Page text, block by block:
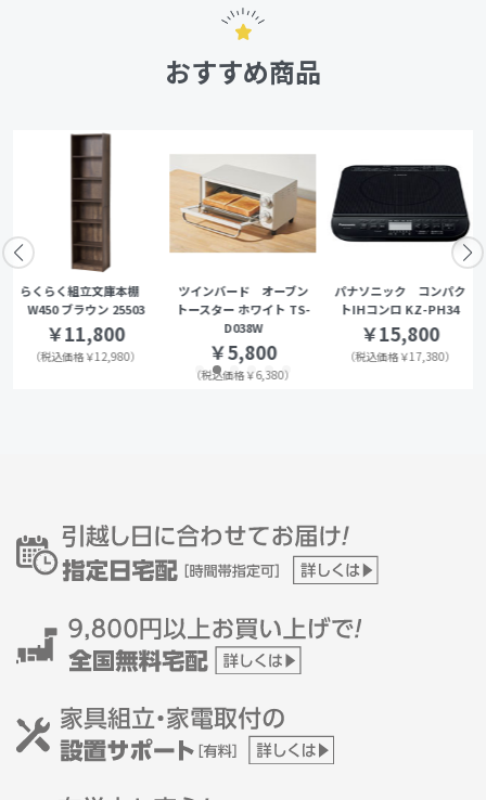
おすすめ商品
らくらく組立文庫本棚
W450 ブラウン 25503
￥11,800
（税込価格￥12,980）
ツインバード オーブン
トースター ホワイト TS-
D038W
￥5,800
（税込価格￥6,380）
パナソニック コンパク
トIHコンロ KZ-PH34
￥15,800
（税込価格￥17,380）